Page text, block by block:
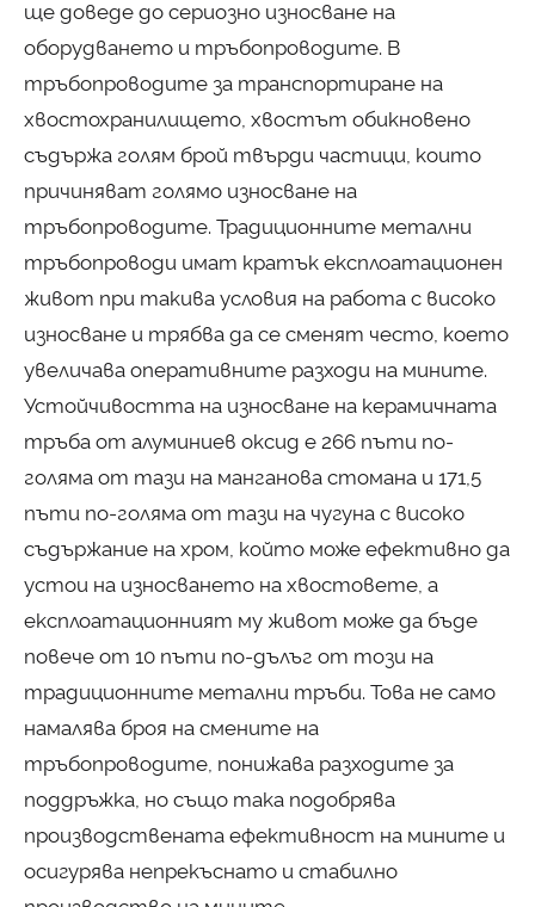
ще доведе до сериозно износване на
оборудването и тръбопроводите. В
тръбопроводите за транспортиране на
хвостохранилището, хвостът обикновено
съдържа голям брой твърди частици, които
причиняват голямо износване на
тръбопроводите. Традиционните метални
тръбопроводи имат кратък експлоатационен
живот при такива условия на работа с високо
износване и трябва да се сменят често, което
увеличава оперативните разходи на мините.
Устойчивостта на износване на керамичната
тръба от алуминиев оксид е 266 пъти по-
голяма от тази на манганова стомана и 171,5
пъти по-голяма от тази на чугуна с високо
съдържание на хром, който може ефективно да
устои на износването на хвостовете, а
експлоатационният му живот може да бъде
повече от 10 пъти по-дълъг от този на
традиционните метални тръби. Това не само
намалява броя на смените на
тръбопроводите, понижава разходите за
поддръжка, но също така подобрява
производствената ефективност на мините и
осигурява непрекъснато и стабилно